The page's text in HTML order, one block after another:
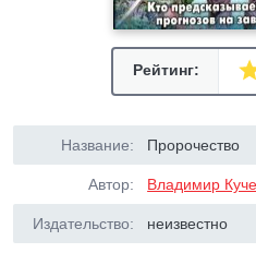
Рейтинг:
Название: Пророчество
Автор: Владимир
Издательство: неизвестно